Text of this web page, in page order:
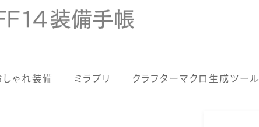
しゃれ装備 ミラプリ クラフターマクロ生成ツール
ザイン